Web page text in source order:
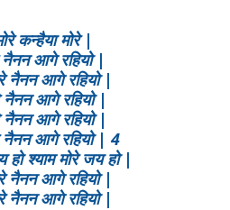
कन्हैया मोरे |
नैनन आगे रहियो |
नैनन आगे रहियो |
नैनन आगे रहियो |
नैनन आगे रहियो |
नैनन आगे रहियो | 4
हो श्याम मोरे जय हो |
नैनन आगे रहियो |
नैनन आगे रहियो |